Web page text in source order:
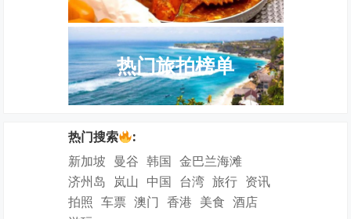
热门旅拍榜单
热门搜索
:
新加坡 曼谷 韩国 金巴兰海滩
济州岛 岚山 中国 台湾 旅行 资讯
拍照 车票 澳门 香港 美食 酒店